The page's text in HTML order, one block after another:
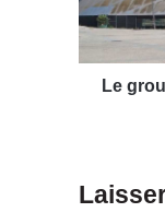
p
e
I
a
Le